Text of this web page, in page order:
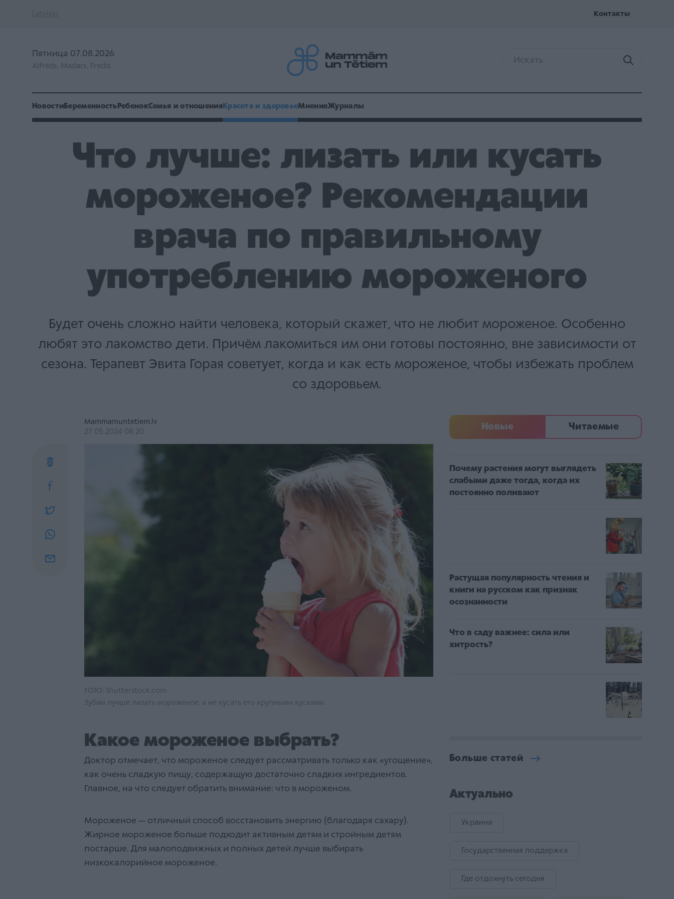
Kонтакты
Пятница 07.08.2026
Alfrēds, Madars, Fredis
НовостиБеременность РебенокСемья и отношения Красота и здоровьеМнениеЖурналы
Что лучше: лизать или кусать
мороженое? Рекомендации
врача по правильному
употреблению мороженого
Будет очень сложно найти человека, который скажет, что не любит мороженое. Особенно
любят это лакомство дети. Причём лакомиться им они готовы постоянно, вне зависимости от
сезона. Терапевт Эвита Горая советует, когда и как есть мороженое, чтобы избежать проблем
со здоровьем.
Mammamuntetiem.lv
27.05.2024 08:20
FOTO: Shutterstock.com
Зубам лучше лизать мороженое, а не кусать его крупными кусками.
Какое мороженое выбрать?
Доктор отмечает, что мороженое следует рассматривать только как «угощение»,
как очень сладкую пищу, содержащую достаточно сладких ингредиентов.
Главное, на что следует обратить внимание: что в мороженом.
Мороженое — отличный способ восстановить энергию (благодаря сахару).
Жирное мороженое больше подходит активным детям и стройным детям
постарше. Для малоподвижных и полных детей лучше выбирать
низкокалорийное мороженое.
Новые Читаемые
Почему растения могут выглядеть
слабыми даже тогда, когда их
постоянно поливают
Растущая популярность чтения и
книги на русском как признак
осознанности
Что в саду важнее: сила или
хитрость?
Больше статей
Актуально
Украина
Государственная поддержка
Где отдохнуть сегодня